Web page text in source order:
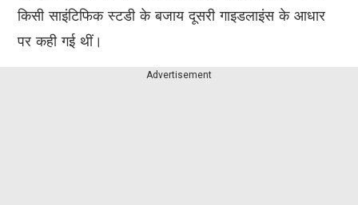
किसी साइंटिफिक स्टडी के बजाय दूसरी गाइडलाइंस के आधार
पर कही गई थीं।
Advertisement